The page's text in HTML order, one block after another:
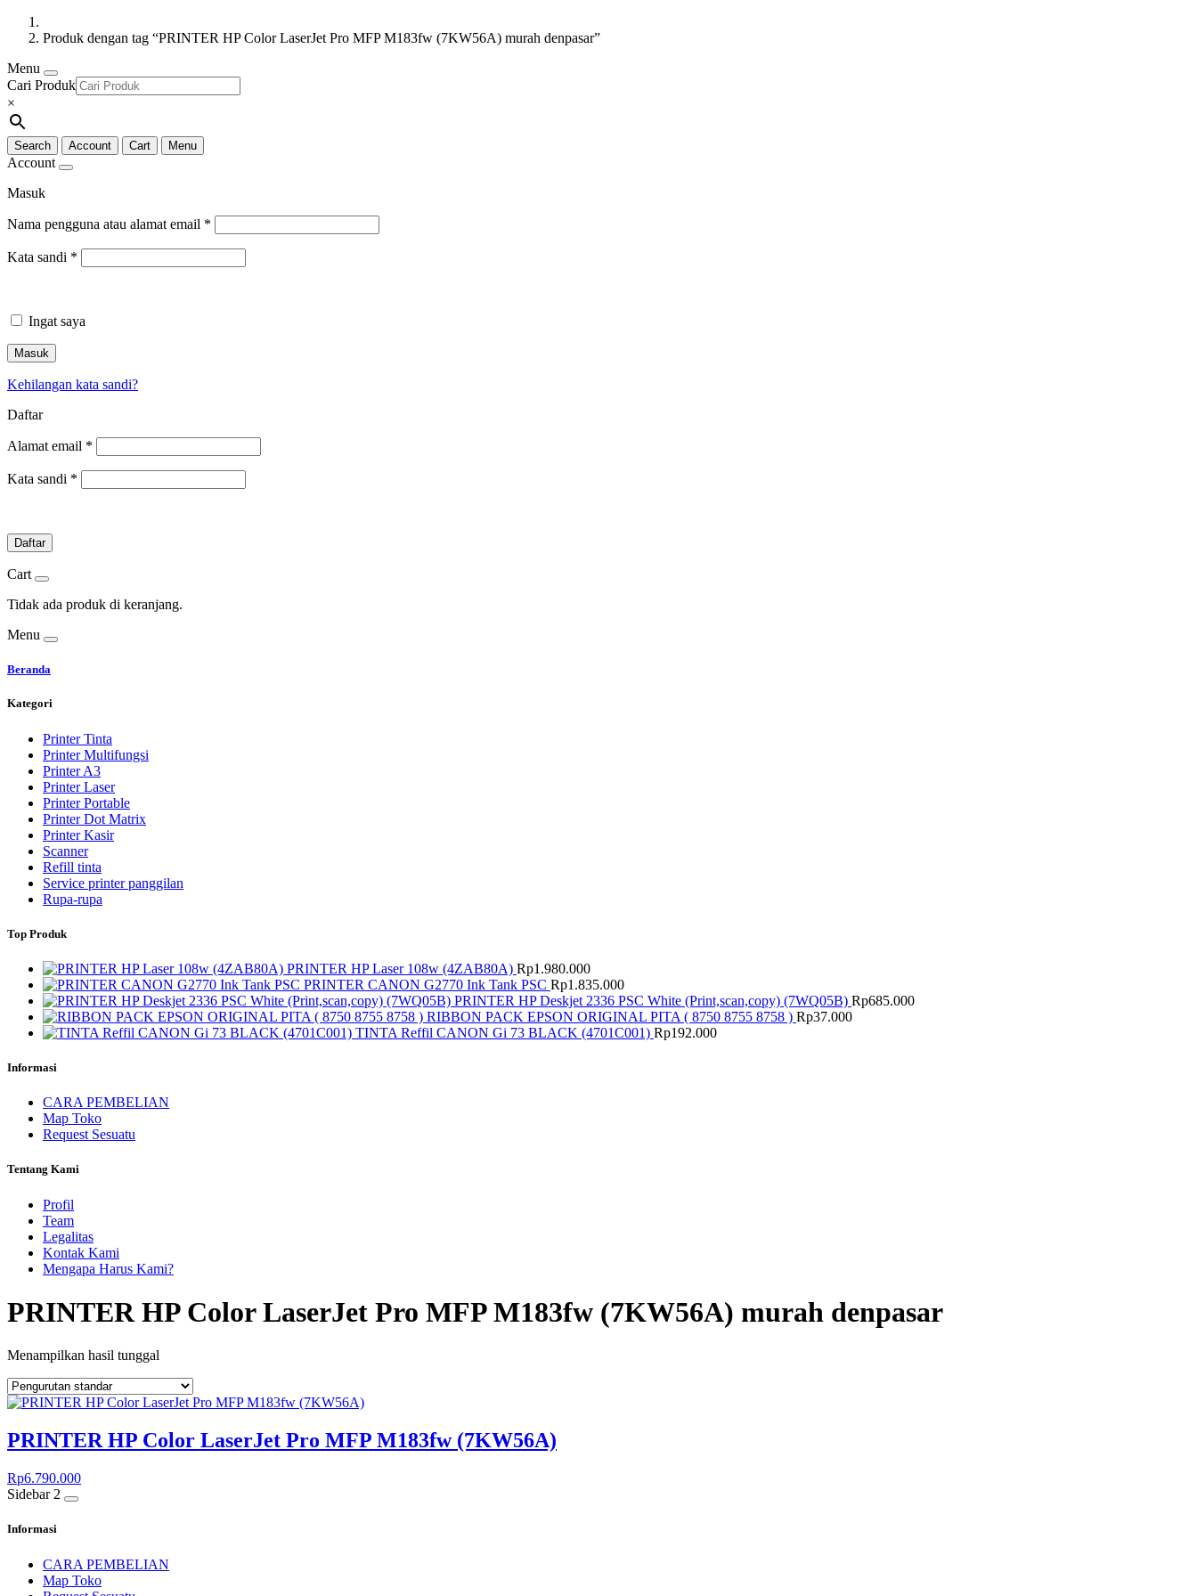
Produk dengan tag “PRINTER HP Color LaserJet Pro MFP M183fw (7KW56A) murah denpasar”
Menu
Cari Produk
×
Search Account Cart Menu
Account
Masuk
Nama pengguna atau alamat email *
Kata sandi *
Ingat saya
Masuk
Kehilangan kata sandi?
Daftar
Alamat email *
Kata sandi *
Daftar
Cart
Tidak ada produk di keranjang.
Menu
Beranda
Kategori
Printer Tinta
Printer Multifungsi
Printer A3
Printer Laser
Printer Portable
Printer Dot Matrix
Printer Kasir
Scanner
Refill tinta
Service printer panggilan
Rupa-rupa
Top Produk
PRINTER HP Laser 108w (4ZAB80A) Rp1.980.000
PRINTER CANON G2770 Ink Tank PSC Rp1.835.000
PRINTER HP Deskjet 2336 PSC White (Print,scan,copy) (7WQ05B) Rp685.000
RIBBON PACK EPSON ORIGINAL PITA ( 8750 8755 8758 ) Rp37.000
TINTA Reffil CANON Gi 73 BLACK (4701C001) Rp192.000
Informasi
CARA PEMBELIAN
Map Toko
Request Sesuatu
Tentang Kami
Profil
Team
Legalitas
Kontak Kami
Mengapa Harus Kami?
PRINTER HP Color LaserJet Pro MFP M183fw (7KW56A) murah denpasar
Menampilkan hasil tunggal
PRINTER HP Color LaserJet Pro MFP M183fw (7KW56A)
Rp6.790.000
Sidebar 2
Informasi
CARA PEMBELIAN
Map Toko